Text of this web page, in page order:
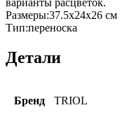
Размеры:37.5х24х26 см
Тип:переноска
Детали
Бренд TRIOL